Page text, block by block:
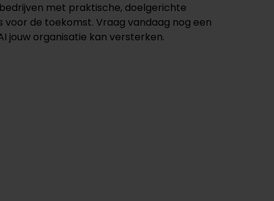
met praktische, doelgerichte
voor de toekomst.Vraag vandaag nog een
jouw organisatie kan versterken.